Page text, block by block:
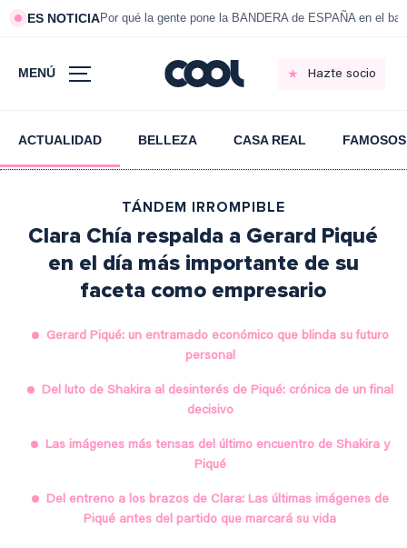
ES NOTICIAPor qué la gente pone la BANDERA de ESPAÑA en el
MENÚ Hazte socio
ACTUALIDAD BELLEZA CASA REAL FAMOSOS
TÁNDEM IRROMPIBLE
Clara Chía respalda a Gerard Piqué
en el día más importante de su
faceta como empresario
Gerard Piqué: un entramado económico que blinda su futuro
personal
Del luto de Shakira al desinterés de Piqué: crónica de un final
decisivo
Las imágenes más tensas del último encuentro de Shakira y
Piqué
Del entreno a los brazos de Clara: Las últimas imágenes de
Piqué antes del partido que marcará su vida